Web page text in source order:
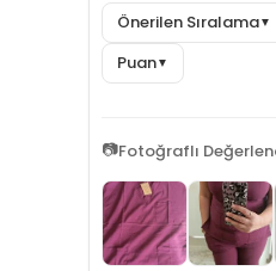
Önerilen Sıralama▼
Puan▼
📷Fotoğraflı